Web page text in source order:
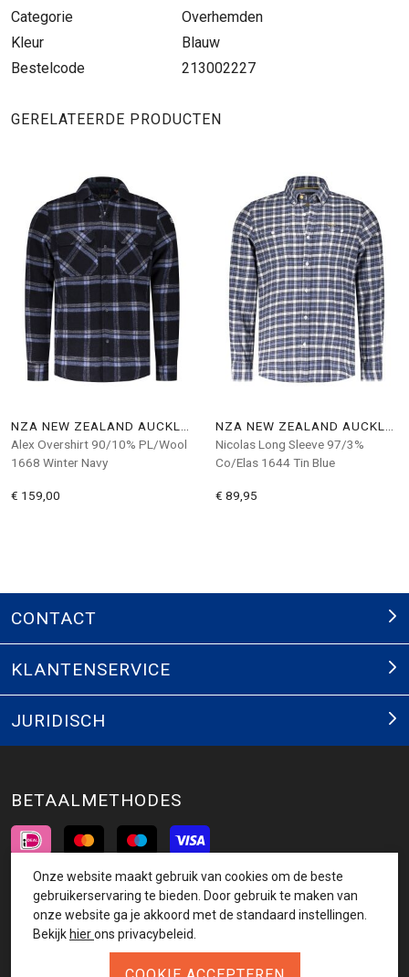
Categorie
Overhemden
Kleur
Blauw
Bestelcode
213002227
GERELATEERDE PRODUCTEN
Alex Overshirt 90/10% PL/Wool
1668 Winter Navy
€ 159,00
Nicolas Long Sleeve 97/3%
Co/Elas 1644 Tin Blue
€ 89,95
CONTACT
KLANTENSERVICE
JURIDISCH
BETAALMETHODES
INSCHRIJVEN NIEUWSBRIEF
Onze website maakt gebruik van cookies om de beste
gebruikerservaring te bieden. Door gebruik te maken van
onze website ga je akkoord met de standaard instellingen.
Bekijk hierons privacybeleid.